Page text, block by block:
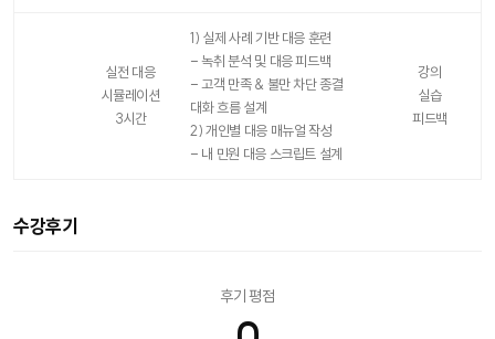
실전 대응
시뮬레이션
3시간
1) 실제 사례 기반 대응 훈련
- 녹취 분석 및 대응 피드백
- 고객 만족 & 불만 차단 종결
대화 흐름 설계
2) 개인별 대응 매뉴얼 작성
- 내 민원 대응 스크립트 설계
강의
실습
피드백
수강후기
후기 평점